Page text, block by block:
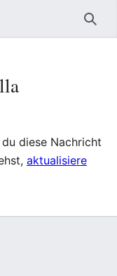
diese Nachricht
aktualisiere